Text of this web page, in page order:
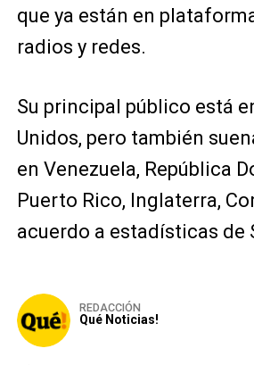
que ya están en
radios y redes.
Su principal público está
Unidos, pero también
en Venezuela, República
Puerto Rico, Inglaterra,
acuerdo a estadísticas de
REDACCIÓN
Qué Noticias!